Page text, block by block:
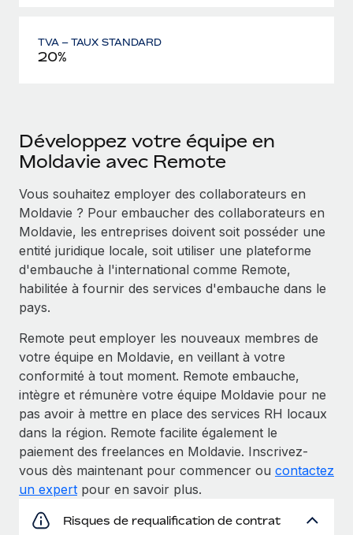
TVA – TAUX STANDARD
20%
Développez votre équipe en
Moldavie avec Remote
Vous souhaitez employer des collaborateurs en
Moldavie ? Pour embaucher des collaborateurs en
Moldavie, les entreprises doivent soit posséder une
entité juridique locale, soit utiliser une plateforme
d'embauche à l'international comme Remote,
habilitée à fournir des services d'embauche dans le
pays.
Remote peut employer les nouveaux membres de
votre équipe en Moldavie, en veillant à votre
conformité à tout moment. Remote embauche,
intègre et rémunère votre équipe Moldavie pour ne
pas avoir à mettre en place des services RH locaux
dans la région. Remote facilite également le
paiement des freelances en Moldavie. Inscrivez-
vous dès maintenant pour commencer ou contactez
un expert pour en savoir plus.
Risques de requalification de contrat